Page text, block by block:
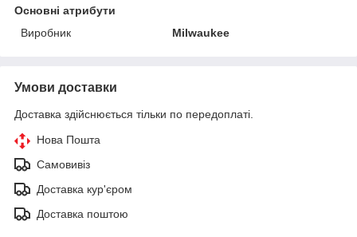
Основні атрибути
Виробник
Milwaukee
Умови доставки
Доставка здійснюється тільки по передоплаті.
Нова Пошта
Самовивіз
Доставка кур'єром
Доставка поштою